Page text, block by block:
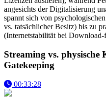
angesichts der Digitalisierung
spannt sich von
vs. tatsächlicher Besitz) bis zu
(Internetstabilität bei
Streaming vs.
Gatekeeping
00:33:28